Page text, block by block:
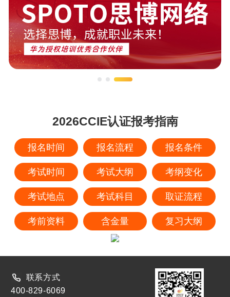
2026CCIE认证报考指南
报名时间 报名流程 报名条件
考试时间 考试大纲 考纲变化
考试地点 考试科目 取证流程
考前资料 含金量 复习大纲
联系方式
400-829-6069